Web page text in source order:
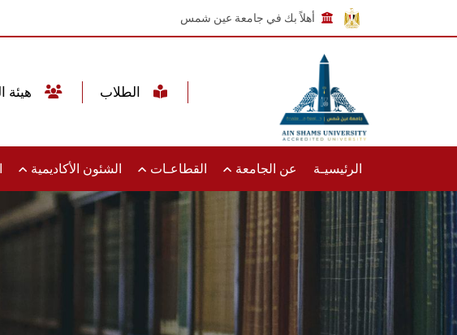
أهلاً بك في جامعة عين شمس
الرئيسيـة عن الجامعة القطاعـات الشئون الأكاديمية